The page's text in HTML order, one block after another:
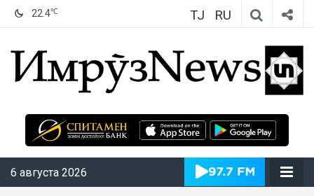
22.4℃ TJ RU
ИмрӯзNews
6 августа 2026